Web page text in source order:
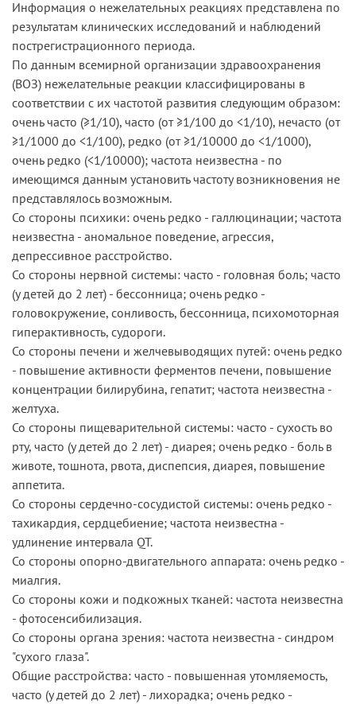
Информация о нежелательных реакциях представлена по
результатам клинических исследований и наблюдений
пострегистрационного периода.
По данным всемирной организации здравоохранения
(ВОЗ) нежелательные реакции классифицированы в
соответствии с их частотой развития следующим образом:
очень часто (≥1/10), часто (от ≥1/100 до <1/10), нечасто (от
≥1/1000 до <1/100), редко (от ≥1/10000 до <1/1000),
очень редко (<1/10000); частота неизвестна - по
имеющимся данным установить частоту возникновения не
представлялось возможным.
Со стороны психики: очень редко - галлюцинации; частота
неизвестна - аномальное поведение, агрессия,
депрессивное расстройство.
Со стороны нервной системы: часто - головная боль; часто
(у детей до 2 лет) - бессонница; очень редко -
головокружение, сонливость, бессонница, психомоторная
гиперактивность, судороги.
Со стороны печени и желчевыводящих путей: очень редко
- повышение активности ферментов печени, повышение
концентрации билирубина, гепатит; частота неизвестна -
желтуха.
Со стороны пищеварительной системы: часто - сухость во
рту, часто (у детей до 2 лет) - диарея; очень редко - боль в
животе, тошнота, рвота, диспепсия, диарея, повышение
аппетита.
Со стороны сердечно-сосудистой системы: очень редко -
тахикардия, сердцебиение; частота неизвестна -
удлинение интервала QT.
Со стороны опорно-двигательного аппарата: очень редко -
миалгия.
Со стороны кожи и подкожных тканей: частота неизвестна
- фотосенсибилизация.
Со стороны органа зрения: частота неизвестна - синдром
"сухого глаза".
Общие расстройства: часто - повышенная утомляемость,
часто (у детей до 2 лет) - лихорадка; очень редко -